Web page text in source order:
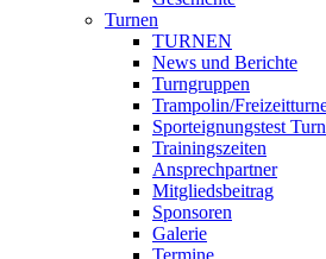
Turnen
TURNEN
News und Berichte
Turngruppen
Trampolin/
Sporteignungstest
Trainingszeiten
Ansprechpartner
Mitgliedsbeitrag
Sponsoren
Galerie
Termine